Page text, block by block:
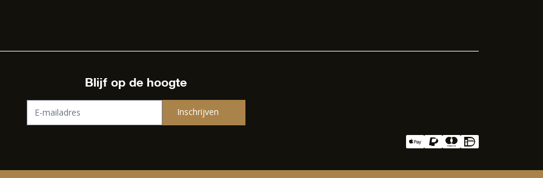
Blijf op de hoogte
Inschrijven